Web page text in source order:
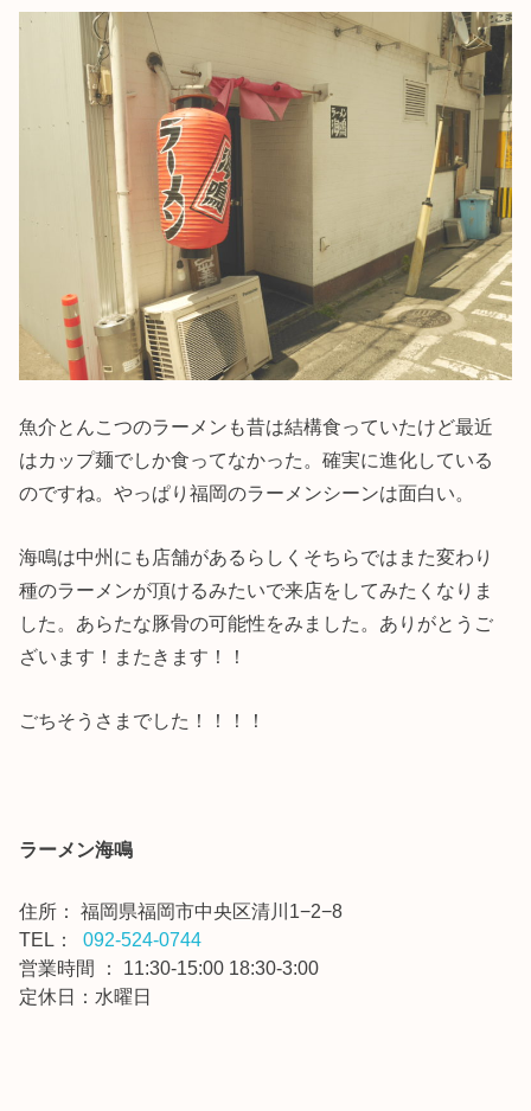
魚介とんこつのラーメンも昔は結構食っていたけど最近
はカップ麺でしか食ってなかった。確実に進化している
のですね。やっぱり福岡のラーメンシーンは面白い。
海鳴は中州にも店舗があるらしくそちらではまた変わり
種のラーメンが頂けるみたいで来店をしてみたくなりま
した。あらたな豚骨の可能性をみました。ありがとうご
ざいます！またきます！！
ごちそうさまでした！！！！
ラーメン海鳴
住所：福岡県福岡市中央区清川1−2−8
TEL：
092-524-0744
営業時間 ： 11:30-15:00 18:30-3:00
定休日：水曜日